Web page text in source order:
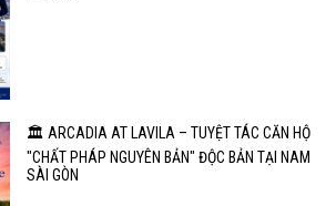
🏛️ ARCADIA AT LAVILA – TUYỆT TÁC CĂN HỘ
"CHẤT PHÁP NGUYÊN BẢN" ĐỘC BẢN TẠI NAM
SÀI GÒN